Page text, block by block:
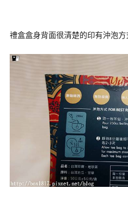
禮盒盒身背面很清楚的印有沖泡方